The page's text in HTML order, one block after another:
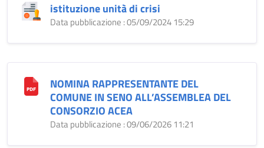
istituzione unità di crisi
Data pubblicazione : 05/09/2024 15:29
NOMINA RAPPRESENTANTE DEL
COMUNE IN SENO ALL’ASSEMBLEA DEL
CONSORZIO ACEA
Data pubblicazione : 09/06/2026 11:21